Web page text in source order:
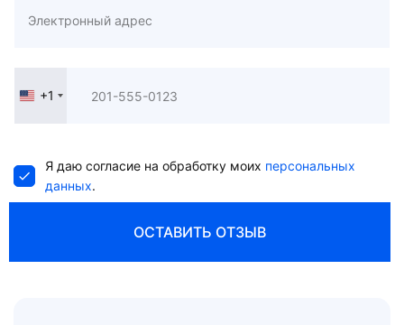
United
+1
Я даю согласие на обработку моих персональных
данных.
ОСТАВИТЬ ОТЗЫВ